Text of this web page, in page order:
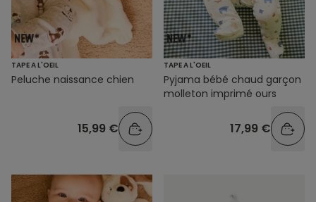
TAPE A L'OEIL
Peluche naissance chien
15,99 €
TAPE A L'OEIL
Pyjama bébé chaud garçon
molleton imprimé ours
17,99 €